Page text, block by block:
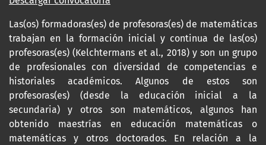
Las(os) formadoras(es) de profesoras(es) de matemáticas
trabajan en la formación inicial y continua de las(os)
profesoras(es) (Kelchtermans et al., 2018) y son un grupo
de profesionales con diversidad de competencias e
historiales académicos. Algunos de estos son
profesoras(es) (desde la educación inicial a la
secundaria) y otros son matemáticos, algunos han
obtenido maestrías en educación matemáticas o
matemáticas y otros doctorados. En relación a la